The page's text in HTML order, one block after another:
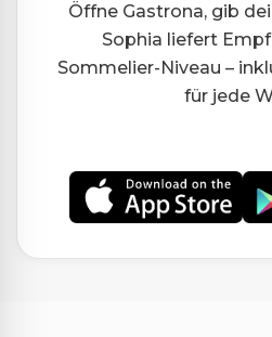
Öffne Gastrona, gib
Sophia liefert
Sommelier-Niveau –
für jede